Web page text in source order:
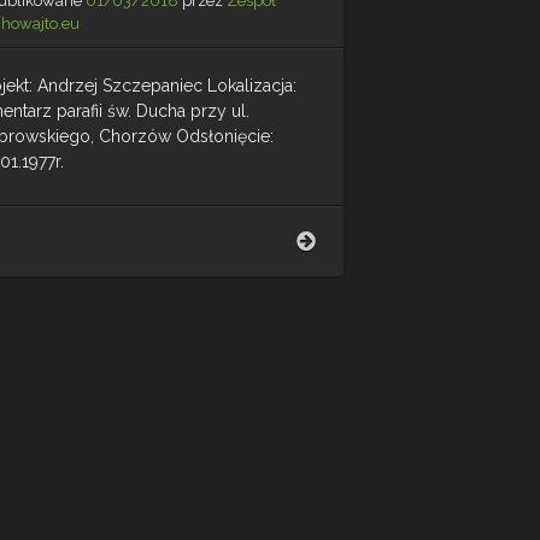
Andrzej Szczepaniec Lokalizacja:
parafii św. Ducha przy ul.
Chorzów Odsłonięcie: